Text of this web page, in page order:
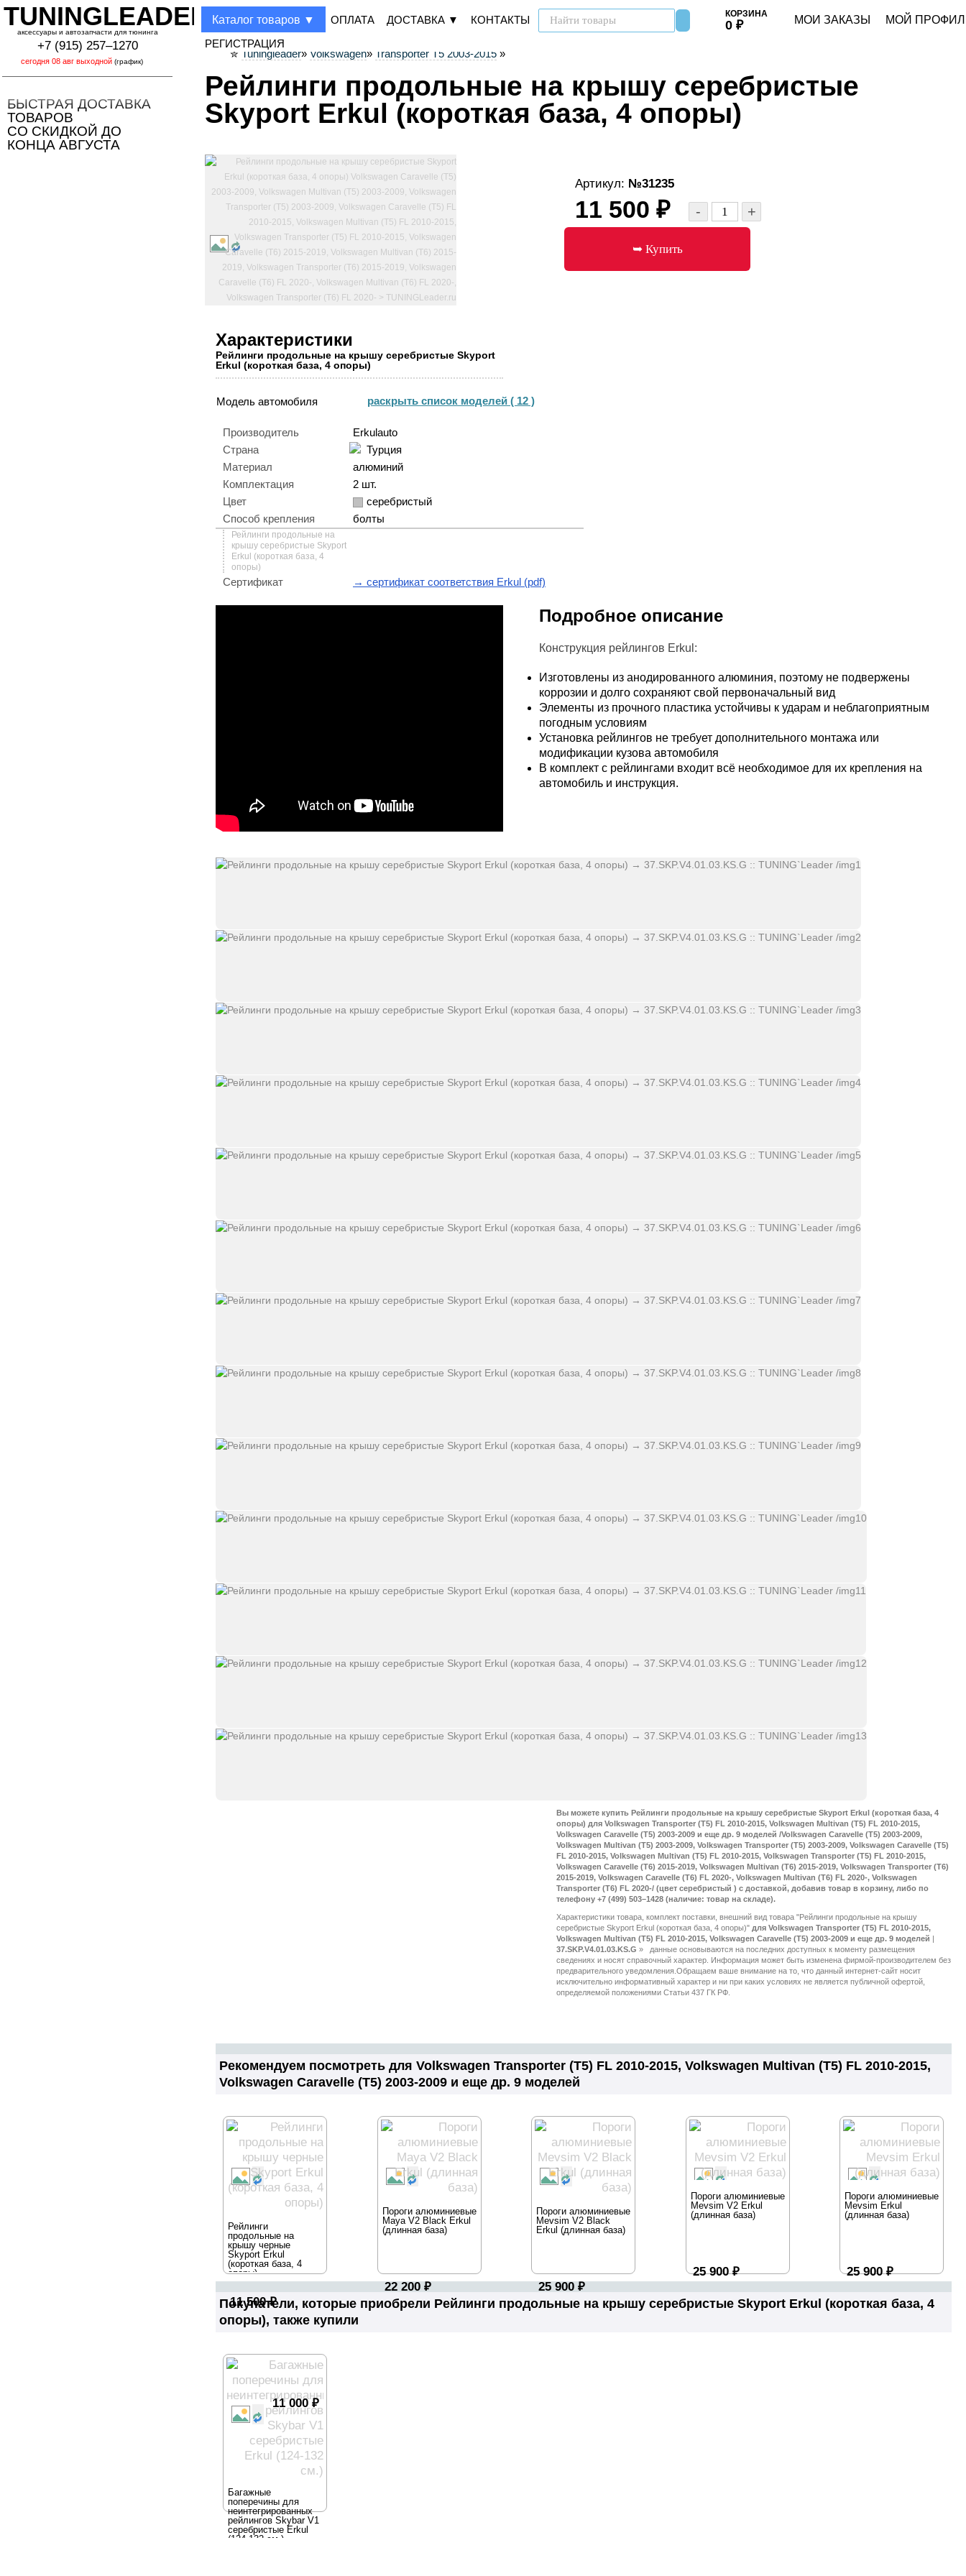
TUNINGLEADER
аксессуары и автозапчасти для тюнинга
+7 (915) 257–1270
(график)
БЫСТРАЯ ДОСТАВКА
ТОВАРОВ
СО СКИДКОЙ ДО
КОНЦА АВГУСТА
Каталог товаров ▼ ОПЛАТА ДОСТАВКА ▼ КОНТАКТЫ
КОРЗИНА
0 ₽ МОИ ЗАКАЗЫ МОЙ
РЕГИСТРАЦИЯ
✮ Tuningleader» Volkswagen» Transporter T5 2003-2015 »
Рейлинги продольные на крышу серебристые
Skyport Erkul (короткая база, 4 опоры)
Артикул: №31235
11 500 ₽ - +
Характеристики
Рейлинги продольные на крышу серебристые Skyport
Erkul (короткая база, 4 опоры)
Модель автомобиля раскрыть список моделей ( 12 )
Производитель
Erkulauto
Страна
Турция
Материал
алюминий
Комплектация
2 шт.
Цвет
серебристый
Способ крепления
болты
Рейлинги продольные на
крышу серебристые Skyport
Erkul (короткая база, 4
опоры)
Сертификат → сертификат соответствия Erkul (pdf)
Подробное описание
Конструкция рейлингов Erkul:
Изготовлены из анодированного алюминия, поэтому не подвержены
коррозии и долго сохраняют свой первоначальный вид
Элементы из прочного пластика устойчивы к ударам и неблагоприятным
погодным условиям
Установка рейлингов не требует дополнительного монтажа или
модификации кузова автомобиля
В комплект с рейлингами входит всё необходимое для их крепления на
автомобиль и инструкция.
Вы можете купить Рейлинги продольные на крышу серебристые Skyport Erkul (короткая база, 4
опоры) для Volkswagen Transporter (T5) FL 2010-2015, Volkswagen Multivan (T5) FL 2010-2015,
Volkswagen Caravelle (T5) 2003-2009 и еще др. 9 моделей /Volkswagen Caravelle (T5) 2003-2009,
Volkswagen Multivan (T5) 2003-2009, Volkswagen Transporter (T5) 2003-2009, Volkswagen Caravelle (T5)
FL 2010-2015, Volkswagen Multivan (T5) FL 2010-2015, Volkswagen Transporter (T5) FL 2010-2015,
Volkswagen Caravelle (T6) 2015-2019, Volkswagen Multivan (T6) 2015-2019, Volkswagen Transporter (T6)
2015-2019, Volkswagen Caravelle (T6) FL 2020-, Volkswagen Multivan (T6) FL 2020-, Volkswagen
Transporter (T6) FL 2020-/ (цвет серебристый ) с доставкой, добавив товар в корзину, либо по
телефону +7 (499) 503–1428 (наличие: товар на складе).
Характеристики товара, комплект поставки, внешний вид товара "Рейлинги продольные на крышу
серебристые Skyport Erkul (короткая база, 4 опоры)" для Volkswagen Transporter (T5) FL 2010-2015,
Volkswagen Multivan (T5) FL 2010-2015, Volkswagen Caravelle (T5) 2003-2009 и еще др. 9 моделей |
37.SKP.V4.01.03.KS.G »
Рекомендуем посмотреть для Volkswagen Transporter (T5) FL 2010-2015, Volkswagen Multivan (T5) FL 2010-2015,
Volkswagen Caravelle (T5) 2003-2009 и еще др. 9 моделей
Рейлинги
продольные на
крышу черные
Skyport Erkul
(короткая база, 4
опоры)
11 500₽
Пороги алюминиевые
Maya V2 Black Erkul
(длинная база)
22 200 ₽
Пороги алюминиевые
Mevsim V2 Black
Erkul (длинная база)
25 900 ₽
Пороги алюминиевые
Mevsim V2 Erkul
(длинная база)
25 900₽
Пороги алюминиевые
Mevsim Erkul
(длинная база)
25 900₽
Покупатели, которые приобрели Рейлинги продольные на крышу серебристые Skyport Erkul (короткая база, 4
опоры), также купили
Багажные
поперечины для
неинтегрированных
рейлингов Skybar V1
серебристые Erkul
(124-132 см.)
11 000₽